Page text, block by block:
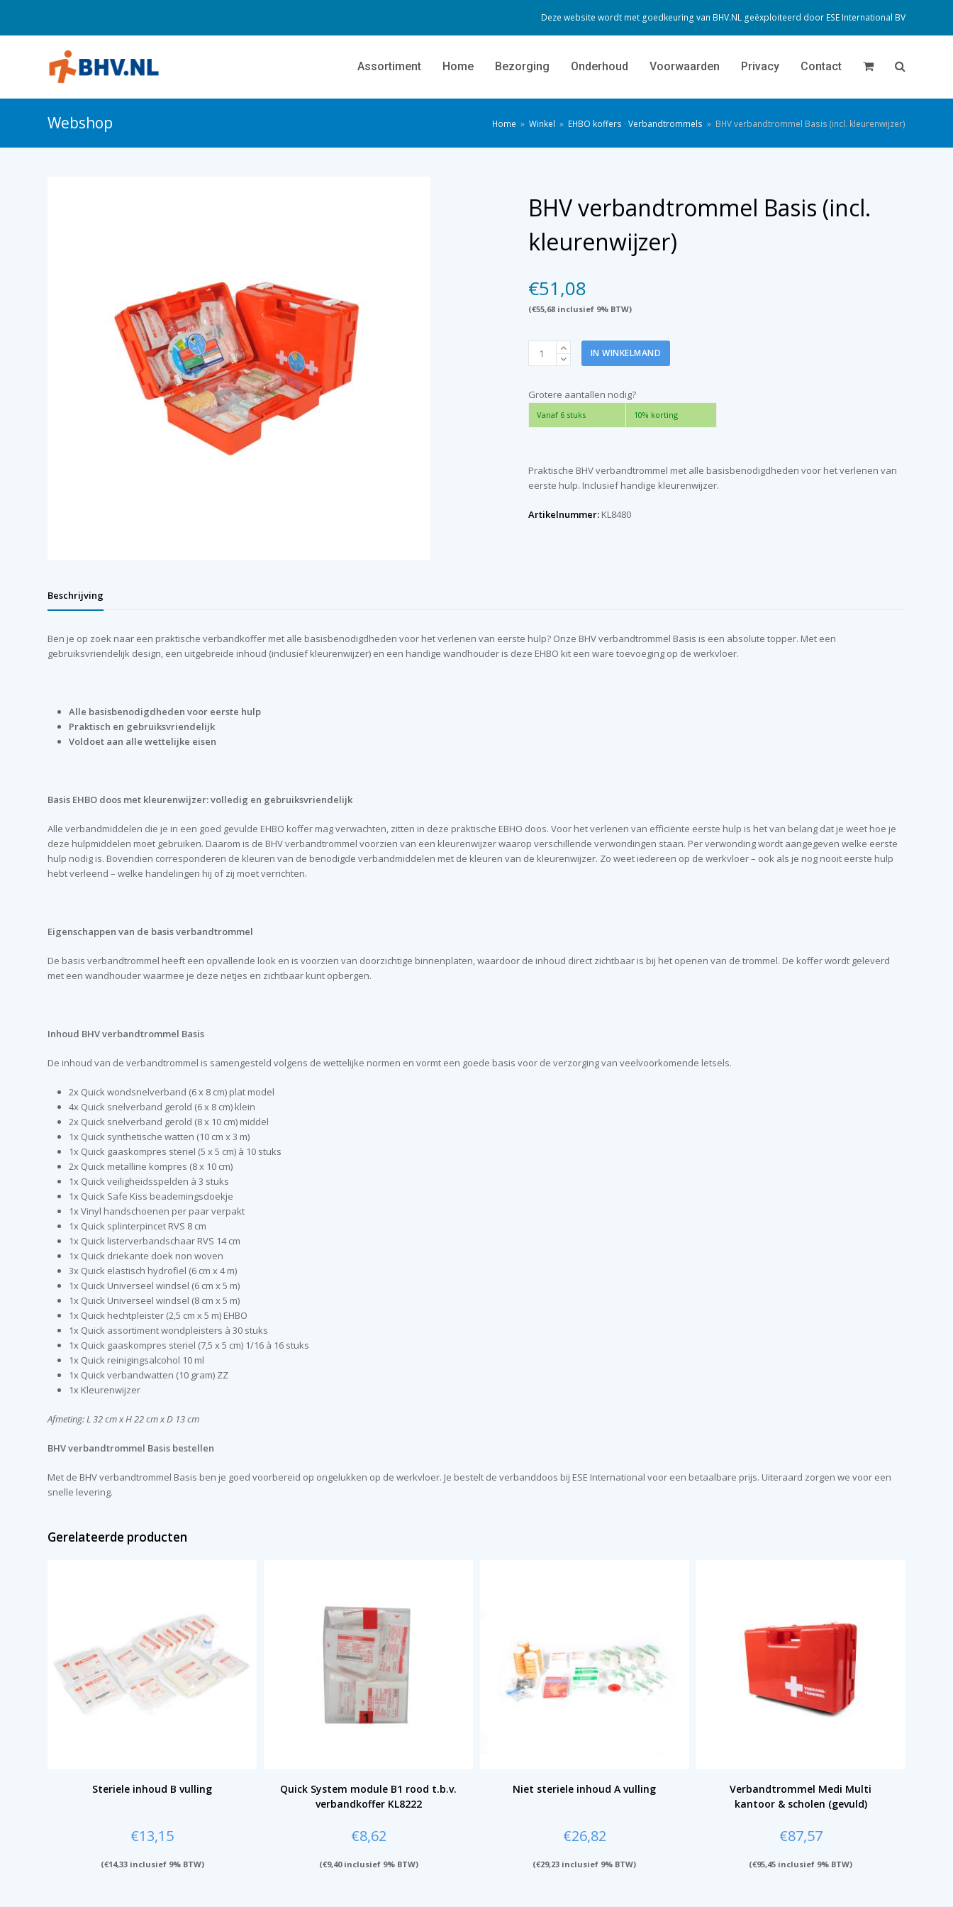
Deze website wordt met goedkeuring van BHV.NL geëxploiteerd door ESE International BV
Assortiment Home Bezorging Onderhoud Voorwaarden Privacy Contact
Webshop Home » Winkel » EHBO koffers · Verbandtrommels » BHV verbandtrommel Basis (incl. kleurenwijzer)
BHV verbandtrommel Basis (incl.
kleurenwijzer)
€51,08
(€55,68inclusief 9% BTW)
BHV
verbandtrommel
(incl.
kleurenwijzer)
aantal
IN WINKELMAND
Grotere aantallen nodig?
Vanaf 6 stuks 10% korting
Praktische BHV verbandtrommel met alle basisbenodigdheden voor het verlenen van
eerste hulp. Inclusief handige kleurenwijzer.
Artikelnummer: KL8480
Beschrijving
Ben je op zoek naar een praktische verbandkoffer met alle basisbenodigdheden voor het verlenen van eerste hulp? Onze BHV verbandtrommel Basis is een absolute topper. Met een
gebruiksvriendelijk design, een uitgebreide inhoud (inclusief kleurenwijzer) en een handige wandhouder is deze EHBO kit een ware toevoeging op de werkvloer.
Alle basisbenodigdheden voor eerste hulp
Praktisch en gebruiksvriendelijk
Voldoet aan alle wettelijke eisen
Basis EHBO doos met kleurenwijzer: volledig en gebruiksvriendelijk
Alle verbandmiddelen die je in een goed gevulde EHBO koffer mag verwachten, zitten in deze praktische EBHO doos. Voor het verlenen van efficiënte eerste hulp is het van belang dat je weet hoe je
deze hulpmiddelen moet gebruiken. Daarom is de BHV verbandtrommel voorzien van een kleurenwijzer waarop verschillende verwondingen staan. Per verwonding wordt aangegeven welke eerste
hulp nodig is. Bovendien corresponderen de kleuren van de benodigde verbandmiddelen met de kleuren van de kleurenwijzer. Zo weet iedereen op de werkvloer – ook als je nog nooit eerste hulp
hebt verleend – welke handelingen hij of zij moet verrichten.
Eigenschappen van de basis verbandtrommel
De basis verbandtrommel heeft een opvallende look en is voorzien van doorzichtige binnenplaten, waardoor de inhoud direct zichtbaar is bij het openen van de trommel. De koffer wordt geleverd
met een wandhouder waarmee je deze netjes en zichtbaar kunt opbergen.
Inhoud BHV verbandtrommel Basis
De inhoud van de verbandtrommel is samengesteld volgens de wettelijke normen en vormt een goede basis voor de verzorging van veelvoorkomende letsels.
2x Quick wondsnelverband (6 x 8 cm) plat model
4x Quick snelverband gerold (6 x 8 cm) klein
2x Quick snelverband gerold (8 x 10 cm) middel
1x Quick synthetische watten (10 cm x 3 m)
1x Quick gaaskompres steriel (5 x 5 cm) à 10 stuks
2x Quick metalline kompres (8 x 10 cm)
1x Quick veiligheidsspelden à 3 stuks
1x Quick Safe Kiss beademingsdoekje
1x Vinyl handschoenen per paar verpakt
1x Quick splinterpincet RVS 8 cm
1x Quick listerverbandschaar RVS 14 cm
1x Quick driekante doek non woven
3x Quick elastisch hydrofiel (6 cm x 4 m)
1x Quick Universeel windsel (6 cm x 5 m)
1x Quick Universeel windsel (8 cm x 5 m)
1x Quick hechtpleister (2,5 cm x 5 m) EHBO
1x Quick assortiment wondpleisters à 30 stuks
1x Quick gaaskompres steriel (7,5 x 5 cm) 1/16 à 16 stuks
1x Quick reinigingsalcohol 10 ml
1x Quick verbandwatten (10 gram) ZZ
1x Kleurenwijzer
Afmeting: L 32 cm x H 22 cm x D 13 cm
BHV verbandtrommel Basis bestellen
Met de BHV verbandtrommel Basis ben je goed voorbereid op ongelukken op de werkvloer. Je bestelt de verbanddoos bij ESE International voor een betaalbare prijs. Uiteraard zorgen we voor een
snelle levering.
Gerelateerde producten
Steriele inhoud B vulling
€13,15
(€14,33inclusief 9% BTW)
Quick System module B1 rood t.b.v.
verbandkoffer KL8222
€8,62
(€9,40inclusief 9% BTW)
Niet steriele inhoud A vulling
€26,82
(€29,23 inclusief 9% BTW)
Verbandtrommel Medi Multi
kantoor & scholen (gevuld)
€87,57
(€95,45 inclusief 9% BTW)